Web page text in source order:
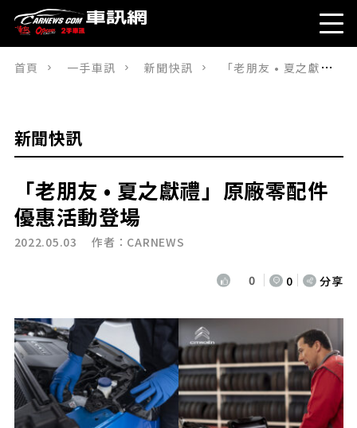
首頁 一手車訊 新聞快訊 「老朋友 • 夏之獻禮」原廠零配件優惠活動登場
新聞快訊
「老朋友 • 夏之獻禮」原廠零配件
優惠活動登場
2022.05.03 作者： CARNEWS
0 0 分享